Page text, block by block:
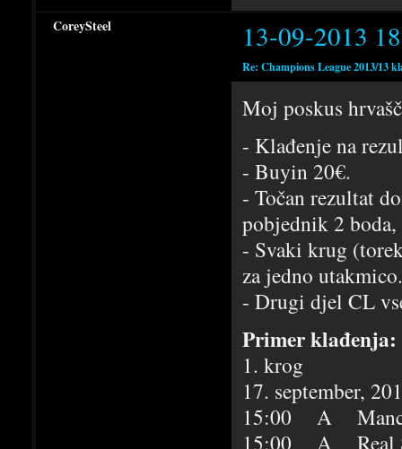
CoreySteel 13-09-2013
Re: Champions League 2013/13
Moj poskus
- Klađenje na
- Buyin 20€.
- Točan rezultat
pobjednik 2 boda,
- Svaki krug
za jedno utakmico.
- Drugi djel CL
Primer klađenja:
1. krog
17. september,
15:00 A
15:00 A Real